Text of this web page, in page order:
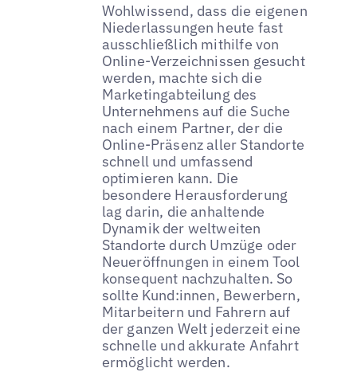
Wohlwissend, dass die eigenen
Niederlassungen heute fast
ausschließlich mithilfe von
Online-Verzeichnissen gesucht
werden, machte sich die
Marketingabteilung des
Unternehmens auf die Suche
nach einem Partner, der die
Online-Präsenz aller Standorte
schnell und umfassend
optimieren kann. Die
besondere Herausforderung
lag darin, die anhaltende
Dynamik der weltweiten
Standorte durch Umzüge oder
Neueröffnungen in einem Tool
konsequent nachzuhalten. So
sollte Kund:innen, Bewerbern,
Mitarbeitern und Fahrern auf
der ganzen Welt jederzeit eine
schnelle und akkurate Anfahrt
ermöglicht werden.